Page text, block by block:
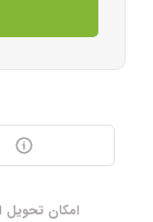
امکان